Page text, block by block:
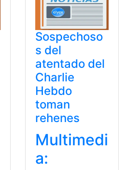
Sospechoso
s del
atentado del
Charlie
Hebdo
toman
rehenes
Multimedi
a: